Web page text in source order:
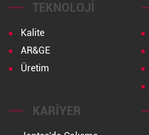
TEKNOLOJI
Kalite
AR&GE
Üretim
KARIYER